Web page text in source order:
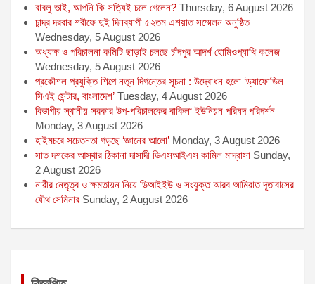
বাবলু ভাই, আপনি কি সত্যিই চলে গেলেন? Thursday, 6 August 2026
চান্দ্র দরবার শরীফে দুই দিনব্যাপী ৫২তম এশয়াত সম্মেলন অনুষ্ঠিত
Wednesday, 5 August 2026
অধ্যক্ষ ও পরিচালনা কমিটি ছাড়াই চলছে চাঁদপুর আদর্শ হোমিওপ্যাথি কলেজ
Wednesday, 5 August 2026
প্রকৌশল প্রযুক্তি শিল্পে নতুন দিগন্তের সূচনা : উদ্বোধন হলো ‘ড্যাফোডিল
সিএই সেন্টার, বাংলাদেশ’ Tuesday, 4 August 2026
বিভাগীয় স্থানীয় সরকার উপ-পরিচালকের বাকিলা ইউনিয়ন পরিষদ পরিদর্শন
Monday, 3 August 2026
হাইমচরে সচেতনতা গড়ছে ‘জ্ঞানের আলো’ Monday, 3 August 2026
সাত দশকের আস্থার ঠিকানা দাসাদী ডিএসআইএস কামিল মাদ্রাসা Sunday,
2 August 2026
নারীর নেতৃত্ব ও ক্ষমতায়ন নিয়ে ডিআইইউ ও সংযুক্ত আরব আমিরাত দূতাবাসের
যৌথ সেমিনার Sunday, 2 August 2026